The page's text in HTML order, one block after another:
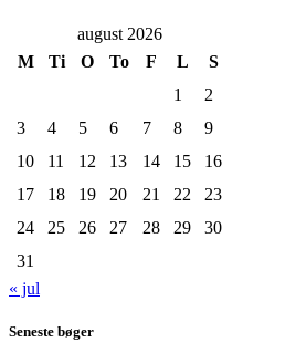
august 2026
M
Ti O To F L
S
1
2
3
4 5 6 7 8
9
10
11 12 13 14 15
16
17
18 19 20 21 22
23
24
25 26 27 28 29
30
31
« jul
Seneste bøger